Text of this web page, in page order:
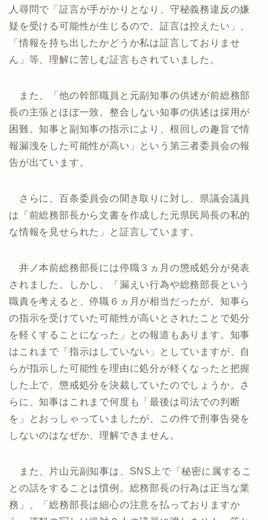
人尋問で「証言が手がかりとなり、守秘義務違反の嫌
疑を受ける可能性が生じるので、証言は控えたい」、
「情報を持ち出したかどうか私は証言しておりませ
ん」等、理解に苦しむ証言もされていました。
また、「他の幹部職員と元副知事の供述が前総務部
長の主張とほぼ一致。整合しない知事の供述は採用が
困難。知事と副知事の指示により、根回しの趣旨で情
報漏洩をした可能性が高い」という第三者委員会の報
告が出ています。
さらに、百条委員会の聞き取りに対し、県議会議員
は「前総務部長から文書を作成した元県民局長の私的
な情報を見せられた」と証言しています。
井ノ本前総務部長には停職３ヵ月の懲戒処分が発表
されました。しかし、「漏えい行為や総務部長という
職責を考えると、停職６ヵ月が相当だったが、知事ら
の指示を受けていた可能性が高いとされたことで処分
を軽くすることになった」との報道もあります。知事
はこれまで「指示はしていない」としていますが、自
らが指示した可能性を理由に処分が軽くなったと把握
した上で、懲戒処分を決裁していたのでしょうか。さ
らに、知事はこれまで何度も「最後は司法での判断
を」とおっしゃっていましたが、この件で刑事告発を
しないのはなぜか、理解できません。
また、片山元副知事は、SNS上で「秘密に属するこ
との話をすることは慣例。総務部長の行為は正当な業
務」、「総務部長は細心の注意を払っておりますか